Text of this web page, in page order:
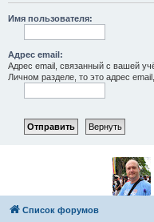
Имя пользователя:
Адрес email:
Адрес email, связанный с вашей
Личном разделе, то это адрес
Список форумов